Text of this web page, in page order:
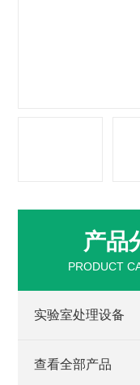
产品
PRODUCT
实验室处理设备
查看全部产品